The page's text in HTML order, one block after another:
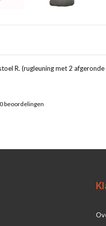
R. (rugleuning met 2
0beoordelingen